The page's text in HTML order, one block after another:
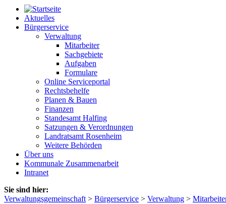
Aktuelles
Bürgerservice
Verwaltung
Mitarbeiter
Sachgebiete
Aufgaben
Formulare
Online Serviceportal
Rechtsbehelfe
Planen & Bauen
Finanzen
Standesamt Halfing
Satzungen & Verordnungen
Landratsamt Rosenheim
Weitere Behörden
Über uns
Kommunale Zusammenarbeit
Intranet
Sie sind hier:
Verwaltungsgemeinschaft > Bürgerservice > Verwaltung >